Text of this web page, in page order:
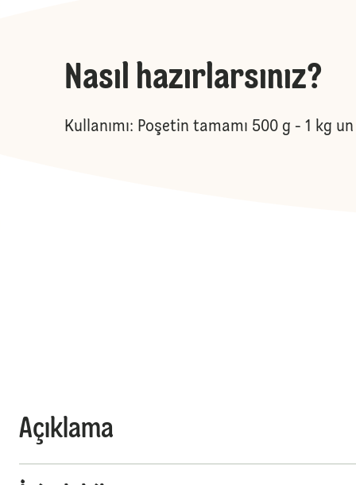
Nasıl hazırlarsınız?
Kullanımı: Poşetin tamamı 500 g - 1 kg
Açıklama